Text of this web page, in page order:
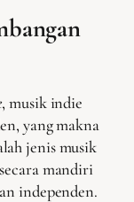
, musik indie
yang makna
jenis musik
mandiri
independen.